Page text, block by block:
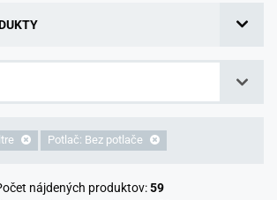
Potlač: Bez potlače
nájdených produktov:59